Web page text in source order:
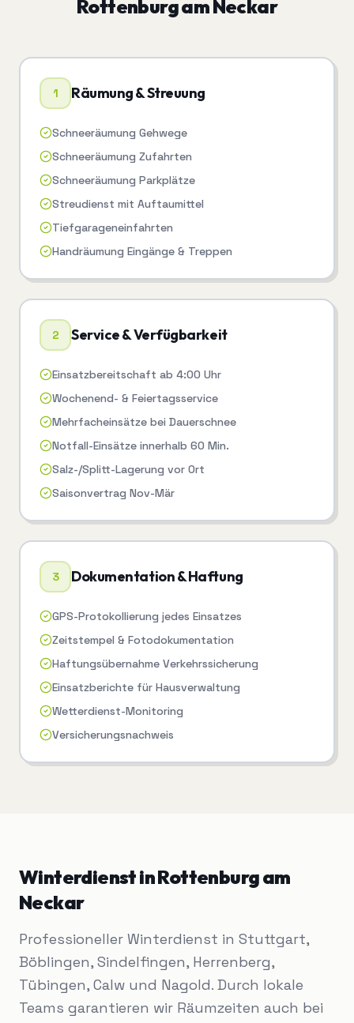
Rottenburg am Neckar
1 Räumung & Streuung
Schneeräumung Gehwege
Schneeräumung Zufahrten
Schneeräumung Parkplätze
Streudienst mit Auftaumittel
Tiefgarageneinfahrten
Handräumung Eingänge & Treppen
2 Service & Verfügbarkeit
Einsatzbereitschaft ab 4:00 Uhr
Wochenend- & Feiertagsservice
Mehrfacheinsätze bei Dauerschnee
Notfall-Einsätze innerhalb 60 Min.
Salz-/Splitt-Lagerung vor Ort
Saisonvertrag Nov-Mär
3 Dokumentation & Haftung
GPS-Protokollierung jedes Einsatzes
Zeitstempel & Fotodokumentation
Haftungsübernahme Verkehrssicherung
Einsatzberichte für Hausverwaltung
Wetterdienst-Monitoring
Versicherungsnachweis
WinterdienstinRottenburg am
Neckar
Professioneller Winterdienst in Stuttgart,
Böblingen, Sindelfingen, Herrenberg,
Tübingen, Calw und Nagold. Durch lokale
Teams garantieren wir Räumzeiten auch bei